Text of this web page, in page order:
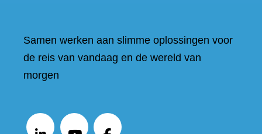
Samen werken aan slimme oplossingen voor
de reis van vandaag en de wereld van
morgen